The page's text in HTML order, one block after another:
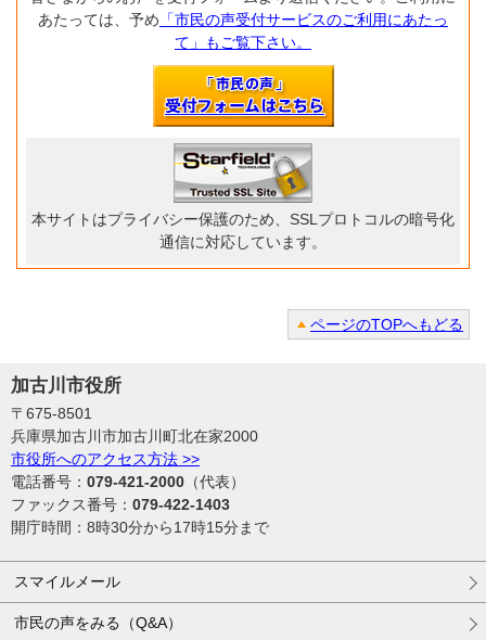
あたっては、予め 「市民の声受付サービスのご利用にあたっ
て」もご覧下さい。
本サイトはプライバシー保護のため、SSLプロトコルの暗号化
通信に対応しています。
ページのTOPへもどる
加古川市役所
〒675-8501
兵庫県加古川市加古川町北在家2000
市役所へのアクセス方法 >>
電話番号： 079-421-2000 （代表）
ファックス番号： 079-422-1403
開庁時間：8時30分から17時15分まで
スマイルメール
市民の声をみる（Q&A）